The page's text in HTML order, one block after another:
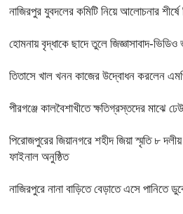
নাজিরপুর যুবদলের কমিটি নিয়ে আলোচনার
হোমনায় বৃদ্ধাকে ছাদে তুলে জিজ্ঞাসাবাদ-
তিতাসে খাল খনন কাজের উদ্বোধন করলেন
পীরগঞ্জে কালবৈশাখীতে ক্ষতিগ্রস্তদের মাঝে
পিরোজপুরের জিয়ানগরে শহীদ জিয়া স্মৃতি ৮
ফাইনাল অনুষ্ঠিত
নাজিরপুরে নানা বাড়িতে বেড়াতে এসে পানিতে